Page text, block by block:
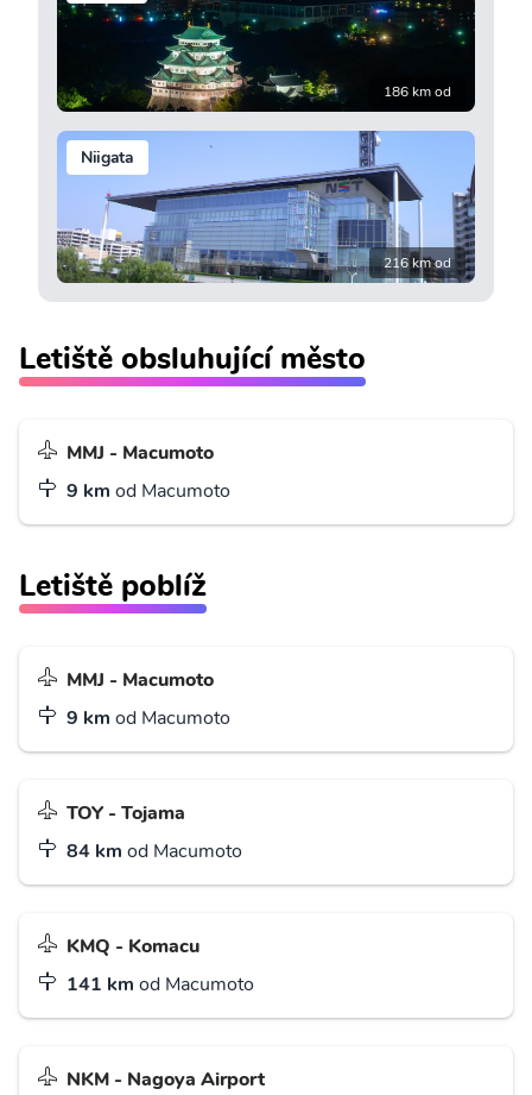
186 km od
Niigata
216 km od
Letiště obsluhující město
MMJ - Macumoto
9 km od Macumoto
Letiště poblíž
MMJ - Macumoto
9 km od Macumoto
TOY - Tojama
84 km od Macumoto
KMQ - Komacu
141 km od Macumoto
NKM - Nagoya Airport